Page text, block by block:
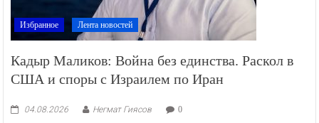
Избранное Лента новостей
Кадыр Маликов: Война без единства. Раскол в
США и споры с Израилем по Иран
04.08.2026 Негмат Гиясов 0